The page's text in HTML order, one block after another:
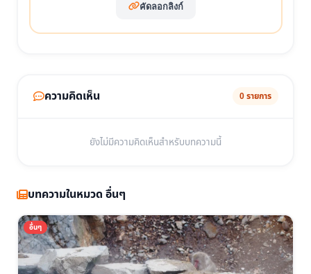
คัดลอกลิงก์
ความคิดเห็น 0 รายการ
ยังไม่มีความคิดเห็นสำหรับบทความนี้
บทความในหมวด อื่นๆ
อื่นๆ